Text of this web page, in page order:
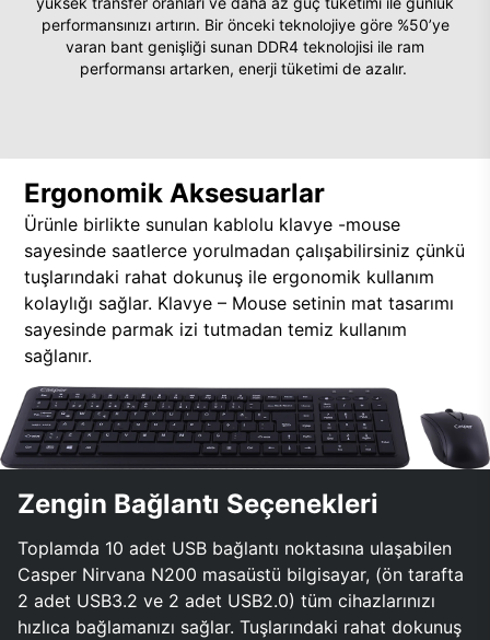
performansınızı artırın. Bir önceki teknolojiye göre %50’ye
varan bant genişliği sunan DDR4 teknolojisi ile ram
performansı artarken, enerji tüketimi de azalır.
Ergonomik Aksesuarlar
Ürünle birlikte sunulan kablolu klavye -mouse
sayesinde saatlerce yorulmadan çalışabilirsiniz çünkü
tuşlarındaki rahat dokunuş ile ergonomik kullanım
kolaylığı sağlar. Klavye – Mouse setinin mat tasarımı
sayesinde parmak izi tutmadan temiz kullanım
sağlanır.
Zengin Bağlantı Seçenekleri
Toplamda 10 adet USB bağlantı noktasına ulaşabilen
Casper Nirvana N200 masaüstü bilgisayar, (ön tarafta
2 adet USB3.2 ve 2 adet USB2.0) tüm cihazlarınızı
hızlıca bağlamanızı sağlar. Tuşlarındaki rahat dokunuş